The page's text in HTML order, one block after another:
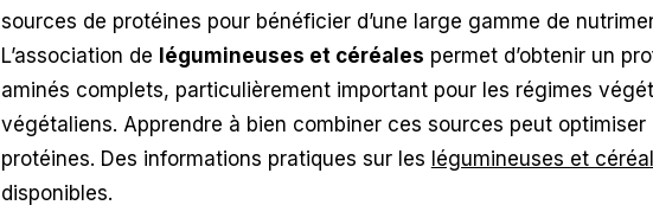
sources de protéines pour bénéficier d’une large gamme de
L’association de légumineuses et céréales permet d’obtenir un
aminés complets, particulièrement important pour les régimes
végétaliens. Apprendre à bien combiner ces sources peut optimiser
protéines. Des informations pratiques sur les légumineuses et
disponibles.